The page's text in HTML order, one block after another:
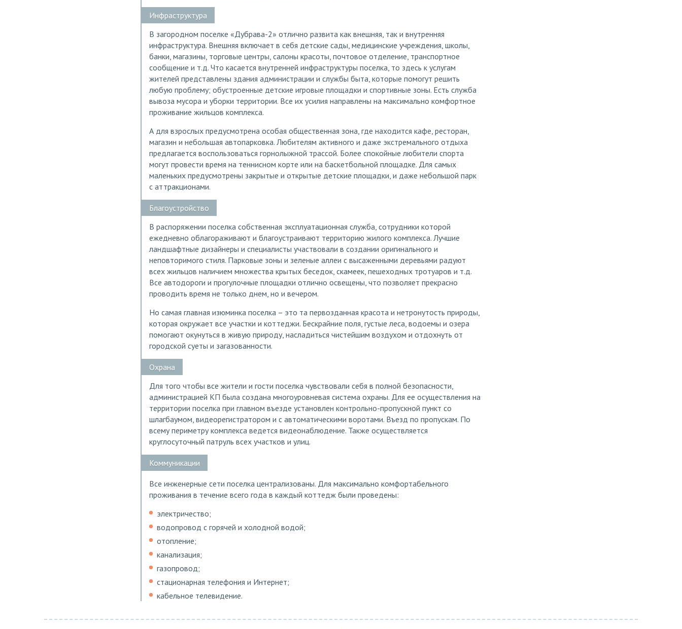
Инфраструктура
В загородном поселке «Дубрава-2» отлично развита как внешняя, так и внутренняя
инфраструктура. Внешняя включает в себя детские сады, медицинские учреждения, школы,
банки, магазины, торговые центры, салоны красоты, почтовое отделение, транспортное
сообщение и т.д. Что касается внутренней инфраструктуры поселка, то здесь к услугам
жителей представлены здания администрации и службы быта, которые помогут решить
любую проблему; обустроенные детские игровые площадки и спортивные зоны. Есть служба
вывоза мусора и уборки территории. Все их усилия направлены на максимально комфортное
проживание жильцов комплекса.
А для взрослых предусмотрена особая общественная зона, где находится кафе, ресторан,
магазин и небольшая автопарковка. Любителям активного и даже экстремального отдыха
предлагается воспользоваться горнолыжной трассой. Более спокойные любители спорта
могут провести время на теннисном корте или на баскетбольной площадке. Для самых
маленьких предусмотрены закрытые и открытые детские площадки, и даже небольшой парк
с аттракционами.
Благоустройство
В распоряжении поселка собственная эксплуатационная служба, сотрудники которой
ежедневно облагораживают и благоустраивают территорию жилого комплекса. Лучшие
ландшафтные дизайнеры и специалисты участвовали в создании оригинального и
неповторимого стиля. Парковые зоны и зеленые аллеи с высаженными деревьями радуют
всех жильцов наличием множества крытых беседок, скамеек, пешеходных тротуаров и т.д.
Все автодороги и прогулочные площадки отлично освещены, что позволяет прекрасно
проводить время не только днем, но и вечером.
Но самая главная изюминка поселка – это та первозданная красота и нетронутость природы,
которая окружает все участки и коттеджи. Бескрайние поля, густые леса, водоемы и озера
помогают окунуться в живую природу, насладиться чистейшим воздухом и отдохнуть от
городской суеты и загазованности.
Охрана
Для того чтобы все жители и гости поселка чувствовали себя в полной безопасности,
администрацией КП была создана многоуровневая система охраны. Для ее осуществления на
территории поселка при главном въезде установлен контрольно-пропускной пункт со
шлагбаумом, видеорегистратором и с автоматическими воротами. Въезд по пропускам. По
всему периметру комплекса ведется видеонаблюдение. Также осуществляется
круглосуточный патруль всех участков и улиц.
Коммуникации
Все инженерные сети поселка централизованы. Для максимально комфортабельного
проживания в течение всего года в каждый коттедж были проведены:
электричество;
водопровод с горячей и холодной водой;
отопление;
канализация;
газопровод;
стационарная телефония и Интернет;
кабельное телевидение.